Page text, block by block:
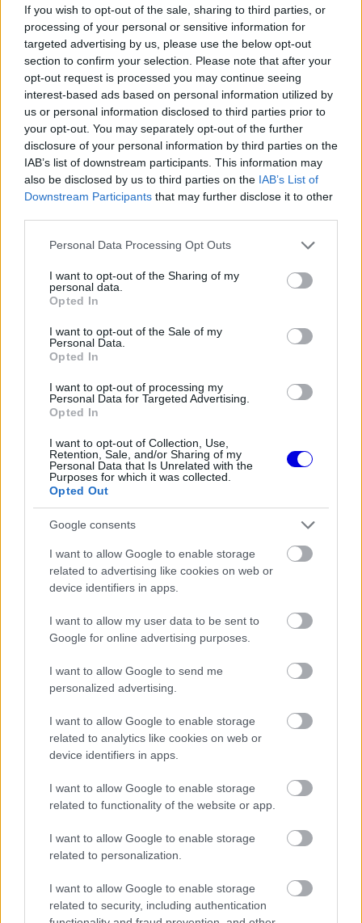
If you wish to opt-out of the sale, sharing to third parties, or
processing of your personal or sensitive information for
targeted advertising by us, please use the below opt-out
section to confirm your selection. Please note that after your
opt-out request is processed you may continue seeing
interest-based ads based on personal information utilized by
us or personal information disclosed to third parties prior to
your opt-out. You may separately opt-out of the further
disclosure of your personal information by third parties on the
IAB’s list of downstream participants. This information may
also be disclosed by us to third parties on the IAB’s List of
Downstream Participants that may further disclose it to other
Please note that this website/app uses one or more Google
not limited to your visit or usage behaviour. You may click to
grant or deny consent to Google and its third-party tags to
use your data for below specified purposes in below Google
consent section.
Personal Data Processing Opt Outs
I want to opt-out of the Sharing of my
personal data.
Opted In
I want to opt-out of the Sale of my
Personal Data.
Opted In
I want to opt-out of processing my
Personal Data for Targeted Advertising.
Opted In
I want to opt-out of Collection, Use,
Retention, Sale, and/or Sharing of my
Personal Data that Is Unrelated with the
Purposes for which it was collected.
Opted Out
Google consents
I want to allow Google to enable storage
related to advertising like cookies on web or
device identifiers in apps.
I want to allow my user data to be sent to
Google for online advertising purposes.
I want to allow Google to send me
personalized advertising.
I want to allow Google to enable storage
related to analytics like cookies on web or
device identifiers in apps.
I want to allow Google to enable storage
related to functionality of the website or app.
I want to allow Google to enable storage
related to personalization.
I want to allow Google to enable storage
related to security, including authentication
helyszínek lesznek az erőforrások hatékonysága
szempontjából, mivel ezeken a pályákon rendkívül
sokat számít a tiszta motorteljesítmény.
Video
is
This
is
a
window.
The media could not be loaded, either because
the server or network failed or because the format
is not supported.
La Gazzetta dello Sport
szerint az olasz
mérnökök pontos tervet dolgoztak ki arra, hogyan
krónikus hátrányukat. A szimulátorban látott
kifejezetten motiváltan várják a spielbergi
összecsapást.
EZEKET IS AJÁNLJUK
FORMA-1
Amerikai versenysorozatban
FORMA-1
A Ferrari olyan útra lépett amely
évekre meghatározhatja a sikerét
FORMA-1
Jelentős összeget kér Alonso az
Aston Martintól a folytatásért
A Scuderia önbizalmát növeli, hogy Lewis
Hamilton megnyerte az előző versenyt